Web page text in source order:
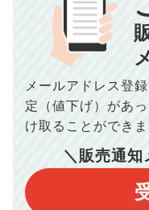
毎月の支払額
年間の支払額
総支払額
このシミュレーターは
このシミュレーターは
このシミュレーターは
■売買契約書印紙／ 0
■抵当権抹消費用／0
※購入価格よりも売却
場合がございます。
※シミュレーター結果
保証するものではござ
※上記売却費用には、
宅ローンの一括繰上返
で予めご了承ください
※仲介手数料は宅地建
おります。（物件価
メールアドレス登録
定（値下げ）があ
け取ることができま
＼販売通知